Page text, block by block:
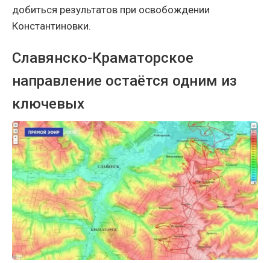
добиться результатов при освобождении
Константиновки.
Славянско-Краматорское
направление остаётся одним из
ключевых